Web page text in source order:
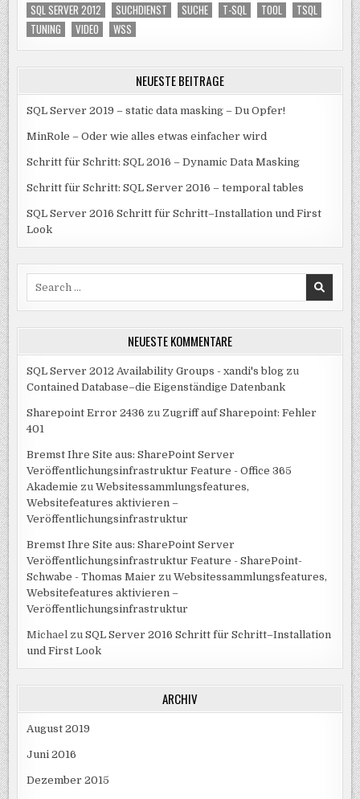
SQL SERVER 2012
SUCHDIENST SUCHE T-SQL TOOL
TSQL
TUNING
VIDEO WSS
NEUESTE BEITRÄGE
SQL Server 2019 – static data masking – Du Opfer!
MinRole – Oder wie alles etwas einfacher wird
Schritt für Schritt: SQL 2016 – Dynamic Data Masking
Schritt für Schritt: SQL Server 2016 – temporal tables
SQL Server 2016 Schritt für Schritt–Installation und First
Look
NEUESTE KOMMENTARE
SQL Server 2012 Availability Groups - xandi's blog zu
Contained Database–die Eigenständige Datenbank
Sharepoint Error 2436 zu Zugriff auf Sharepoint: Fehler
401
Bremst Ihre Site aus: SharePoint Server
Veröffentlichungsinfrastruktur Feature - Office 365
Akademie zuWebsitessammlungsfeatures,
Websitefeatures aktivieren –
Veröffentlichungsinfrastruktur
Bremst Ihre Site aus: SharePoint Server
Veröffentlichungsinfrastruktur Feature - SharePoint-
Schwabe - Thomas Maier zuWebsitessammlungsfeatures,
Websitefeatures aktivieren –
Veröffentlichungsinfrastruktur
Michael zuSQL Server 2016 Schritt für Schritt–Installation
und First Look
ARCHIV
August 2019
Juni 2016
Dezember 2015